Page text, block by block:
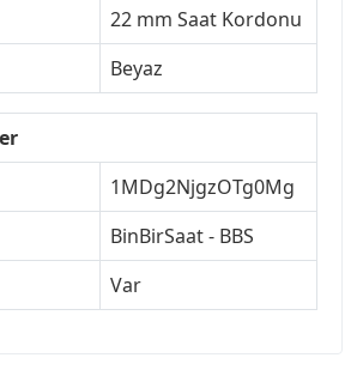
22 mm Saat Kordonu
Beyaz
1MDg2NjgzOTg0Mg
BinBirSaat - BBS
Var